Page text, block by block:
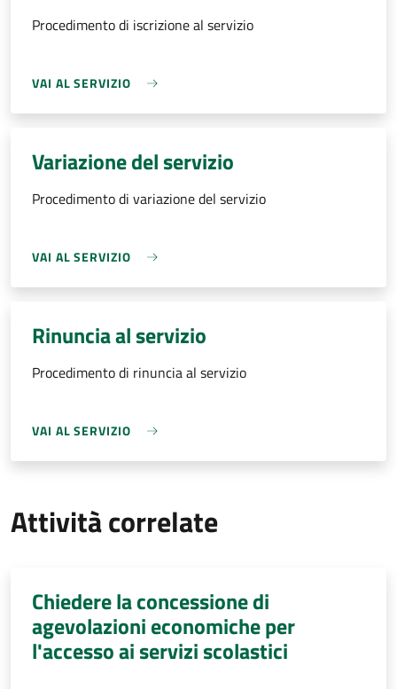
Procedimento di iscrizione al servizio
VAI AL SERVIZIO
Variazione del servizio
Procedimento di variazione del servizio
VAI AL SERVIZIO
Rinuncia al servizio
Procedimento di rinuncia al servizio
VAI AL SERVIZIO
Attività correlate
Chiedere la concessione di
agevolazioni economiche per
l'accesso ai servizi scolastici